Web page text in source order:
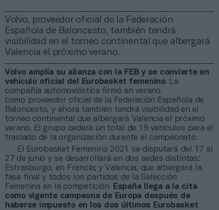
Volvo, proveedor oficial de la Federación
Española de Baloncesto, también tendrá
visibilidad en el torneo continental que albergará
Valencia el próximo verano.
Volvo amplía su alianza con la FEB y se convierte en
vehículo oficial del Eurobasket femenino. La
compañía automovilística firmó en verano
como proveedor oficial de la Federación Española de
Baloncesto, y ahora también tendrá visibilidad en el
torneo continental que albergará Valencia el próximo
verano. El grupo cederá un total de 19 vehículos para el
traslado de la organización durante el campeonato.
El Eurobasket Femenino 2021 se disputará del 17 al
27 de junio y se desarrollará en dos sedes distintas:
Estrasburgo, en Francia; y Valencia, que albergará la
fase final y todos los partidos de la Selección
Femenina en la competición. España llega a la cita
como vigente campeona de Europa después de
haberse impuesto en los dos últimos Eurobasket